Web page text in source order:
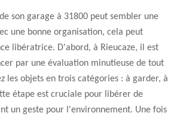
son garage à 31800 peut sembler une
une bonne organisation, cela peut
libératrice. D'abord, à Rieucaze, il est
par une évaluation minutieuse de tout
les objets en trois catégories : à garder, à
étape est cruciale pour libérer de
un geste pour l'environnement. Une fois